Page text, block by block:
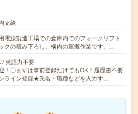
支給
電線製造工場での倉庫内でのフォークリフト
クの積み下ろし、構内の運搬作業です。…
/ 英語力不要
！〇まずは事前登録だけでもOK！履歴書不要
ライン登録★氏名・職種などを入力す…